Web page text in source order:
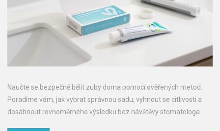
Naučte se bezpečně bělit zuby doma pomocí ověřených metod.
Poradíme vám, jak vybrat správnou sadu, vyhnout se citlivosti a
dosáhnout rovnoměrného výsledku bez návštěvy stomatologa.